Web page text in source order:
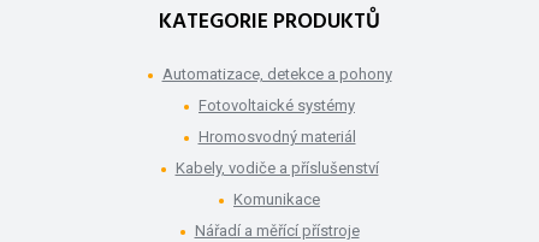
KATEGORIE PRODUKTŮ
Automatizace, detekce a pohony
Fotovoltaické systémy
Hromosvodný materiál
Kabely, vodiče a příslušenství
Komunikace
Nářadí a měřící přístroje